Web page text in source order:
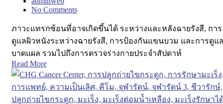
No Comments
ภาวะแทรกซ้อนที่อาจเกิดขึ้นได้ ระหว่างและหลังฉายรังสี, การ
ดูแลผิวหนังระหว่างฉายรังสี, การป้องกันแขนบวม และการดูแ
บาดแผล รวมไปถึงการตรวจร่างกายประจําสัปดาห์
Read More